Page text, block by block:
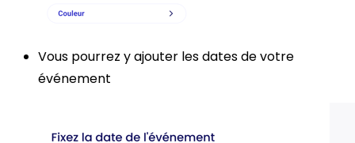
Vous pourrez y ajouter les dates de votre
événement